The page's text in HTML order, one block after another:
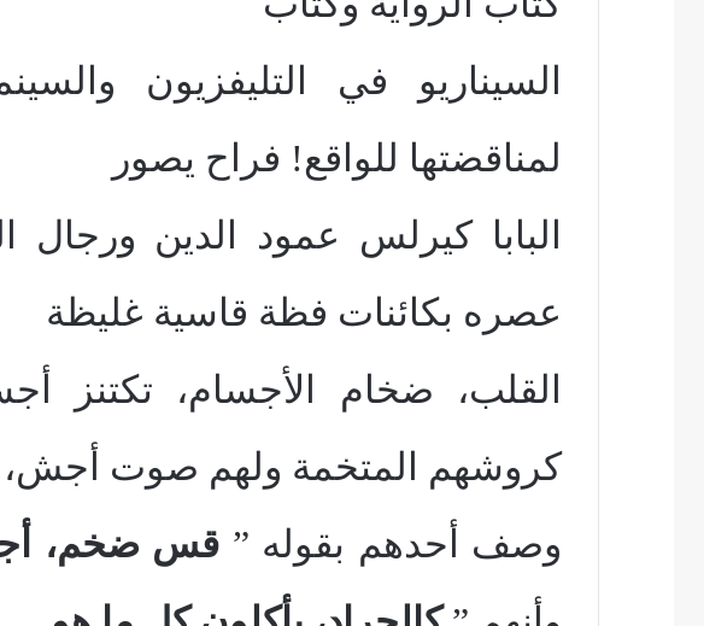
السيناريو في التليفزيون
لمناقضتها للواقع! فراح يصور
البابا كيرلس عمود الدين
عصره بكائنات فظة قاسية غليظة
القلب، ضخام الأجسام، تكتنز
كروشهم المتخمة ولهم صوت أجش،
وصف أحدهم بقوله ” قس ضخم،